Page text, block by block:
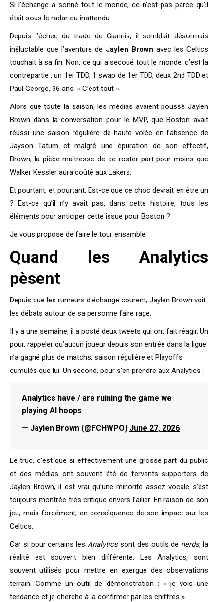
Si l’échange a sonné tout le monde, ce n’est pas parce qu’il
était sous le radar ou inattendu.
Depuis l’échec du trade de Giannis, il semblait désormais
inéluctable que l’aventure de Jaylen Brown avec les Celtics
touchait à sa fin. Non, ce qui a secoué tout le monde, c’est la
contrepartie : un 1er TDD, 1 swap de 1er TDD, deux 2nd TDD et
Paul George, 36 ans. « C’est tout ».
Alors que toute la saison, les médias avaient poussé Jaylen
Brown dans la conversation pour le MVP, que Boston avait
réussi une saison régulière de haute volée en l’absence de
Jayson Tatum et malgré une épuration de son effectif,
Brown, la pièce maîtresse de ce roster part pour moins que
Walker Kessler aura coûté aux Lakers.
Et pourtant, et pourtant. Est-ce que ce choc devrait en être un
? Est-ce qu’il n’y avait pas, dans cette histoire, tous les
éléments pour anticiper cette issue pour Boston ?
Je vous propose de faire le tour ensemble.
Quand les Analytics
pèsent
Depuis que les rumeurs d’échange courent, Jaylen Brown voit
les débats autour de sa personne faire rage.
Il y a une semaine, il a posté deux tweets qui ont fait réagir. Un
pour, rappeler qu’aucun joueur depuis son entrée dans la ligue
n’a gagné plus de matchs, saison régulière et Playoffs
cumulés que lui. Un second, pour s’en prendre aux Analytics :
Analytics have / are ruining the game we
playing AI hoops
— Jaylen Brown (@FCHWPO) June 27, 2026
Le truc, c’est que si effectivement une grosse part du public
et des médias ont souvent été de fervents supporters de
Jaylen Brown, il est vrai qu’une minorité assez vocale s’est
toujours montrée très critique envers l’ailier. En raison de son
jeu, mais forcément, en conséquence de son impact sur les
Celtics.
Car si pour certains lesAnalyticssont des outils de nerds, la
réalité est souvent bien différente. Les Analytics, sont
souvent utilisés pour mettre en exergue des observations
terrain. Comme un outil de démonstration : « je vois une
tendance et je cherche à la confirmer par les chiffres ».